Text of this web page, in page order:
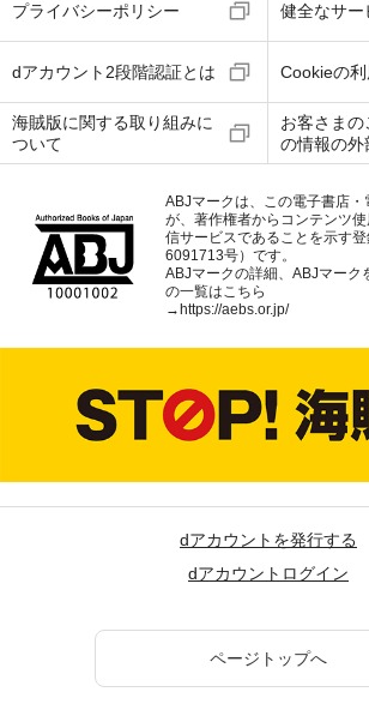
プライバシーポリシー 健全なサー
dアカウント2段階認証とは Cookieの
海賊版に関する取り組みに
ついて
お客さまの
の情報の外
ABJマークは、この電子書店
が、著作権者からコンテンツ
信サービスであることを示す
6091713号）です。
ABJマークの詳細、ABJマーク
の一覧はこちら
→ https://aebs.or.jp/
dアカウントを発行する
dアカウントログイン
ページトップへ